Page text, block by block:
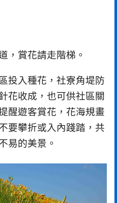
，賞花請走階梯。
投入種花，社寮角堤防
花收成，也可供社區關
醒遊客賞花，花海規畫
要攀折或入內踐踏，共
易的美景。